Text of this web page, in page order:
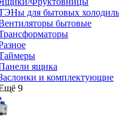
для бытовых
бытовые
ящика
и комплектующие
9